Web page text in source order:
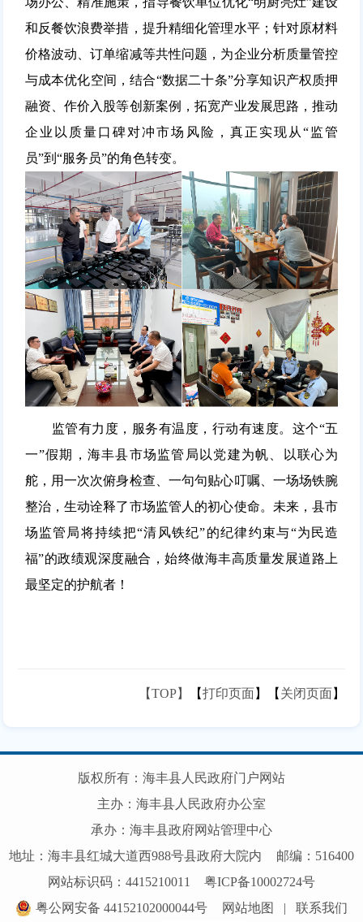
和反餐饮浪费举措，提升精细化管理水平；针对原材料
价格波动、订单缩减等共性问题，为企业分析质量管控
与成本优化空间，结合“数据二十条”分享知识产权质押
融资、作价入股等创新案例，拓宽产业发展思路，推动
企业以质量口碑对冲市场风险，真正实现从“监管
员”到“服务员”的角色转变。
监管有力度，服务有温度，行动有速度。这个“五
一”假期，海丰县市场监管局以党建为帆、以联心为
舵，用一次次俯身检查、一句句贴心叮嘱、一场场铁腕
整治，生动诠释了市场监管人的初心使命。未来，县市
场监管局将持续把“清风铁纪”的纪律约束与“为民造
福”的政绩观深度融合，始终做海丰高质量发展道路上
最坚定的护航者！
【TOP】 【打印页面】【 关闭页面】
版权所有：海丰县人民政府门户网站
主办：海丰县人民政府办公室
承办：海丰县政府网站管理中心
地址：海丰县红城大道西988号县政府大院内
邮编：516400
网站标识码：4415210011
粤ICP备10002724号
粤公网安备 44152102000044号
网站地图 | 联系我们